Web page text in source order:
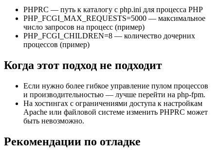
PHPRC — путь к каталогу с php.ini для процесса PHP
PHP_FCGI_MAX_REQUESTS=5000 — максимальное
число запросов на процесс (пример)
PHP_FCGI_CHILDREN=8 — количество дочерних
процессов (пример)
Когда этот подход не подходит
Если нужно более гибкое управление пулом процессов
и производительностью — лучше перейти на php-fpm.
На хостингах с ограничениями доступа к настройкам
Apache или файловой системе изменить PHPRC может
быть невозможно.
Рекомендации по отладке